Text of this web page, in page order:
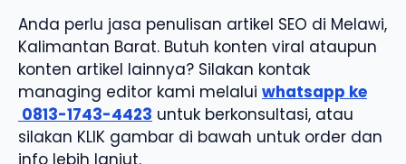
Anda perlu jasa penulisan artikel SEO di Melawi,
Kalimantan Barat. Butuh konten viral ataupun
konten artikel lainnya? Silakan kontak
managing editor kami melalui whatsapp ke
0813-1743-4423 untuk berkonsultasi, atau
silakan KLIK gambar di bawah untuk order dan
info lebih lanjut.